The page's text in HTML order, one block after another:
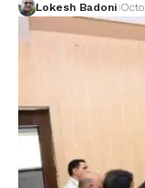
Lokesh Badoni